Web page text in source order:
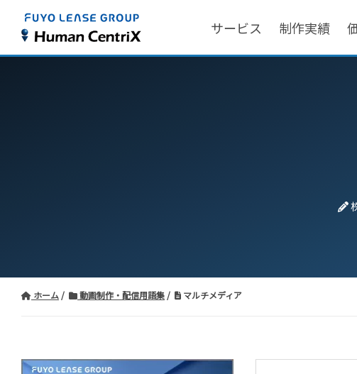
サービス 制作実績
ホーム 動画制作・配信用語集 マルチメディア